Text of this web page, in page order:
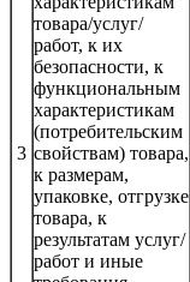
3
товара/услуг/
работ, к их
безопасности, к
функциональным
характеристикам
(потребительским
свойствам) товара,
к размерам,
упаковке, отгрузке
товара, к
результатам услуг/
работ и иные